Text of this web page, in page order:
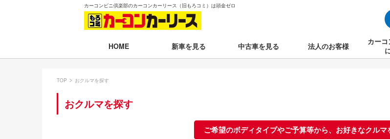
カーコンビニ倶楽部のカーコンカーリース（旧もろコミ）は頭金ゼロ
HOME 新車を見る
月々40,001～50,000円のクルマを見る
中古車を見る 法人のお客様
カー
オプ
TOP おクルマを探す
おクルマを探す
ご希望のボディタイプやご予算等から、 お好きなクルマ